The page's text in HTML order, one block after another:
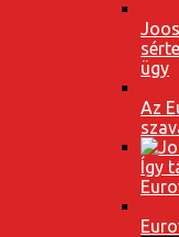
ügy
Az
Így